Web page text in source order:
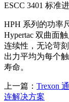
ESCC 3401 标准
HPH 系列的功率
Hypertac 双曲面
连续性，无论苛
出力平均为每个
寿命。
上一篇： Trexon
连解决方案